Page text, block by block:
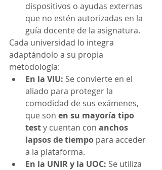
dispositivos o ayudas externas
que no estén autorizadas en la
guía docente de la asignatura.
Cada universidad lo integra
adaptándolo a su propia
metodología:
En la VIU: Se convierte en el
aliado para proteger la
comodidad de sus exámenes,
que son en su mayoría tipo
test y cuentan con anchos
lapsos de tiempo para acceder
a la plataforma.
En la UNIR y la UOC: Se utiliza